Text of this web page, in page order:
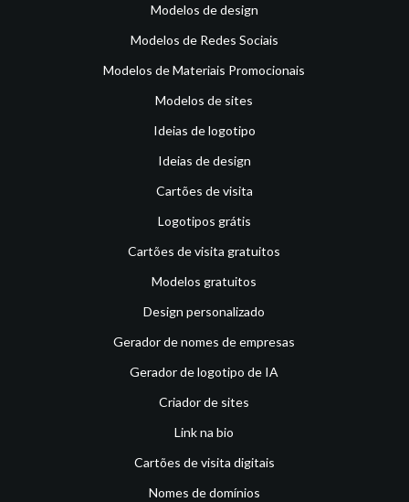
Modelos de design
Modelos de Redes Sociais
Modelos de Materiais Promocionais
Modelos de sites
Ideias de logotipo
Ideias de design
Cartões de visita
Logotipos grátis
Cartões de visita gratuitos
Modelos gratuitos
Design personalizado
Gerador de nomes de empresas
Gerador de logotipo de IA
Criador de sites
Link na bio
Cartões de visita digitais
Nomes de domínios